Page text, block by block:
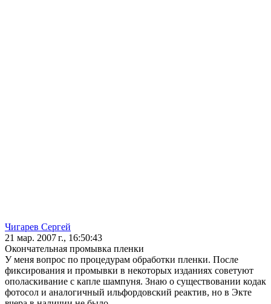
Чигарев Сергей
21 мар. 2007 г., 16:50:43
Окончательная промывка пленки
У меня вопрос по процедурам обработки пленки. После
фиксирования и промывки в некоторых изданиях советуют
ополаскивание с капле шампуня. Знаю о существовании кодак
фотосол и аналогичный ильфордовский реактив, но в Экте